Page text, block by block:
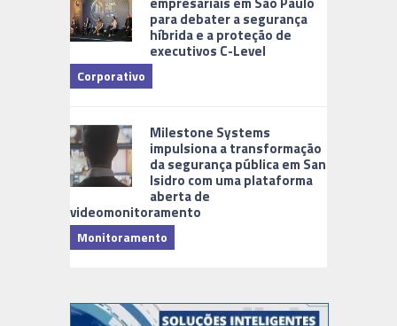
para debater a segurança
híbrida e a proteção de
executivos C-Level
Corporativo
Milestone Systems
impulsiona a transformação
da segurança pública em San
Isidro com uma plataforma
aberta de
videomonitoramento
Monitoramento